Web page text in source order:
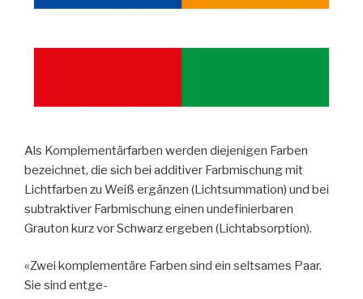
Als Komplementärfarben werden diejenigen Farben
bezeichnet, die sich bei additiver Farbmischung mit
Lichtfarben zu Weiß ergänzen (Lichtsummation) und bei
subtraktiver Farbmischung einen undefinierbaren
Grauton kurz vor Schwarz ergeben (Lichtabsorption).
«Zwei komplementäre Farben sind ein seltsames Paar.
Sie sind entge-